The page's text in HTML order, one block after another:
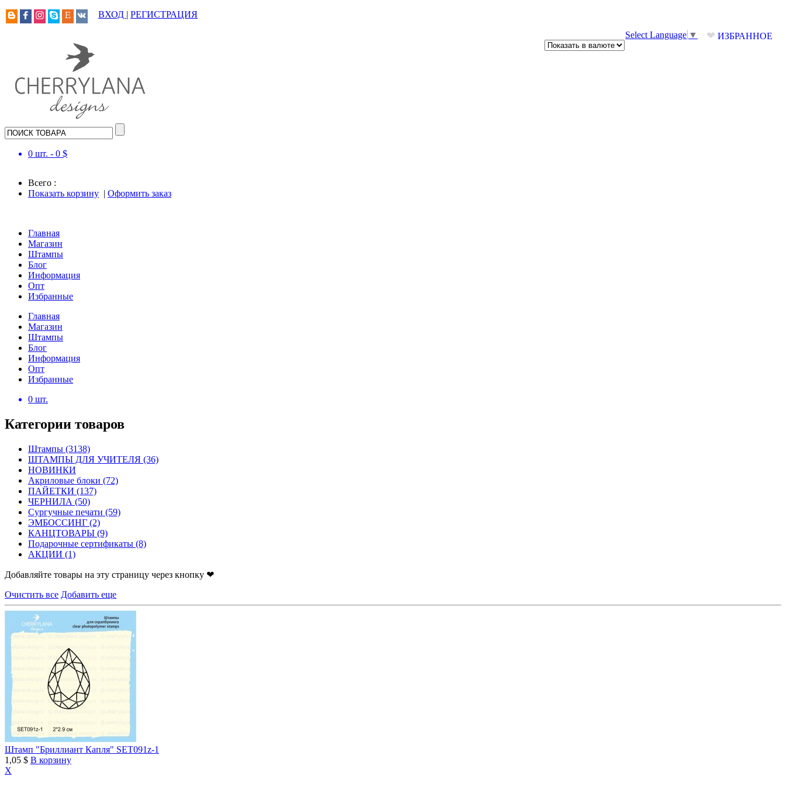
ВХОД | РЕГИСТРАЦИЯ
❤ ИЗБРАННОЕ
Select Language ▼
0 шт. - 0 $
Всего :
Показать корзину | Оформить заказ
Главная
Магазин
Штампы
Блог
Информация
Опт
Избранные
Главная
Магазин
Штампы
Блог
Информация
Опт
Избранные
0 шт.
Категории товаров
Штампы (3138)
ШТАМПЫ ДЛЯ УЧИТЕЛЯ (36)
НОВИНКИ
Акриловые блоки (72)
ПАЙЕТКИ (137)
ЧЕРНИЛА (50)
Сургучные печати (59)
ЭМБОССИНГ (2)
КАНЦТОВАРЫ (9)
Подарочные сертификаты (8)
АКЦИИ (1)
Добавляйте товары на эту страницу через кнопку ❤
Очистить все Добавить еще
Штамп "Бриллиант Капля" SET091z-1
1,05 $ В корзину
X